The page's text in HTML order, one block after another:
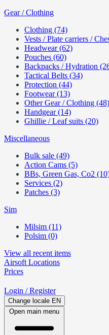
Gear / Clothing
Clothing (74)
Vests / Plate carriers /
Headwear (62)
Pouches (60)
Backpacks / Hydration
Tactical Belts (34)
Protection (44)
Footwear (13)
Other Gear / Clothing (48)
Handgear (14)
Ghillie / Leaf suits (20)
Miscellaneous
Bulk sale (49)
Action Cams (5)
BBs, Green Gas, Co2
Services (2)
Patches (3)
Sim
Milsim (11)
Polsim (0)
View all recent items
Airsoft Locations
Prices
Login / Register
Change locale EN
Open main menu